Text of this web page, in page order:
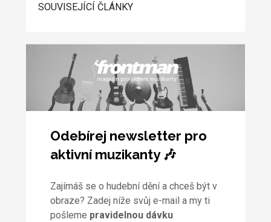
SOUVISEJÍCÍ ČLÁNKY
Odebírej newsletter pro
aktivní muzikanty 🎶
Zajímáš se o hudební dění a chceš být v
obraze? Zadej níže svůj e-mail a my ti
pošleme pravidelnou dávku